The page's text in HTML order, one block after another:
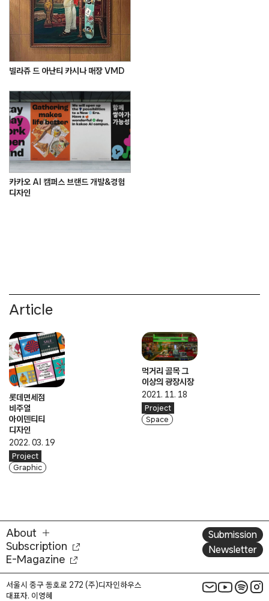
빌라쥬 드 아난티 카시나 매장 VMD
카카오 AI 캠퍼스 브랜드 개발&경험
디자인
Article
롯데면세점
비주얼
아이덴티티
디자인
2022. 03. 19
Project
Graphic
먹거리 골목 그
이상의 광장시장
2021. 11. 18
Project
Space
About
Subscription
E-Magazine
Submission
Newsletter
서울시 중구 동호로 272 (주)디자인하우스
대표자. 이영혜